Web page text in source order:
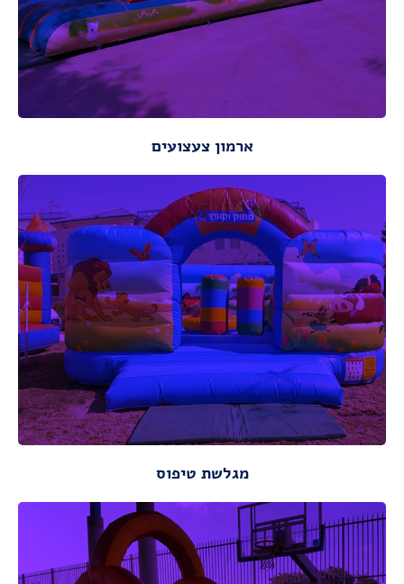
מידות ונתונים
ארמון צעצועים
מידות ונתונים
מידות : אורך : 5.00 מ ,רוחב: 5.50 מ,
מתאים לגילאי: 2-10
מגלשת טיפוס